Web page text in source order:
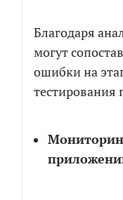
Благодаря
могут
ошибки на